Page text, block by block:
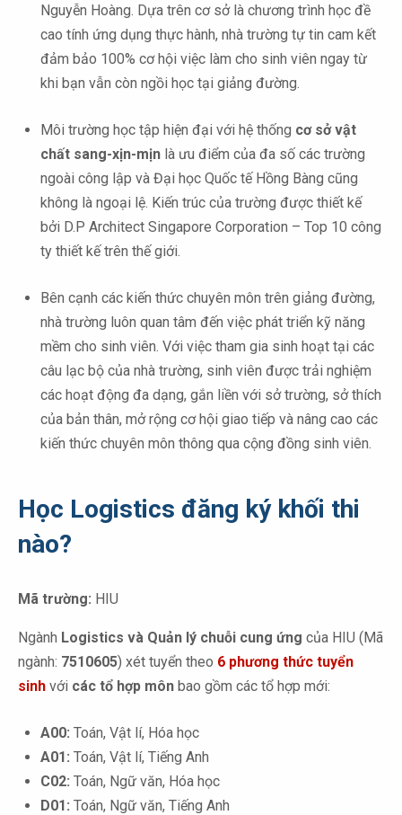
Nguyễn Hoàng. Dựa trên cơ sở là chương trình học đề
cao tính ứng dụng thực hành, nhà trường tự tin cam kết
đảm bảo 100% cơ hội việc làm cho sinh viên ngay từ
khi bạn vẫn còn ngồi học tại giảng đường.
Môi trường học tập hiện đại với hệ thống cơ sở vật
chất sang-xịn-mịn là ưu điểm của đa số các trường
ngoài công lập và Đại học Quốc tế Hồng Bàng cũng
không là ngoại lệ. Kiến trúc của trường được thiết kế
bởi D.P Architect Singapore Corporation – Top 10 công
ty thiết kế trên thế giới.
Bên cạnh các kiến thức chuyên môn trên giảng đường,
nhà trường luôn quan tâm đến việc phát triển kỹ năng
mềm cho sinh viên. Với việc tham gia sinh hoạt tại các
câu lạc bộ của nhà trường, sinh viên được trải nghiệm
các hoạt động đa dạng, gắn liền với sở trường, sở thích
của bản thân, mở rộng cơ hội giao tiếp và nâng cao các
kiến thức chuyên môn thông qua cộng đồng sinh viên.
Học Logistics đăng ký khối thi
nào?
Mã trường: HIU
Ngành Logistics và Quản lý chuỗi cung ứng của HIU (Mã
ngành: 7510605) xét tuyển theo 6 phương thức tuyển
sinh với các tổ hợp môn bao gồm các tổ hợp mới:
A00: Toán, Vật lí, Hóa học
A01: Toán, Vật lí, Tiếng Anh
C02: Toán, Ngữ văn, Hóa học
D01: Toán, Ngữ văn, Tiếng Anh